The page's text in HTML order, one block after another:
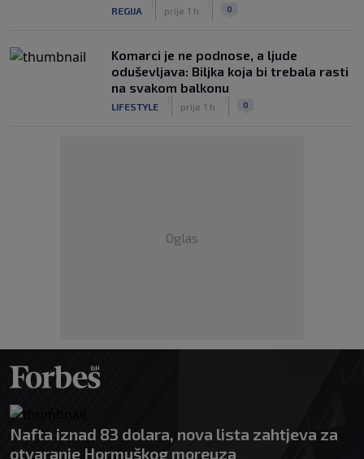
REGIJA prije 1 h 0
Komarci je ne podnose, a ljude
oduševljava: Biljka koja bi trebala rasti
na svakom balkonu
LIFESTYLE prije 1 h 0
Oglas
Nafta iznad 83 dolara, nova lista zahtjeva za
otvaranje Hormuškog moreuza